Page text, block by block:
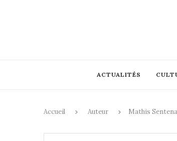
ACTUALITÉS
Accueil Auteur Mathis